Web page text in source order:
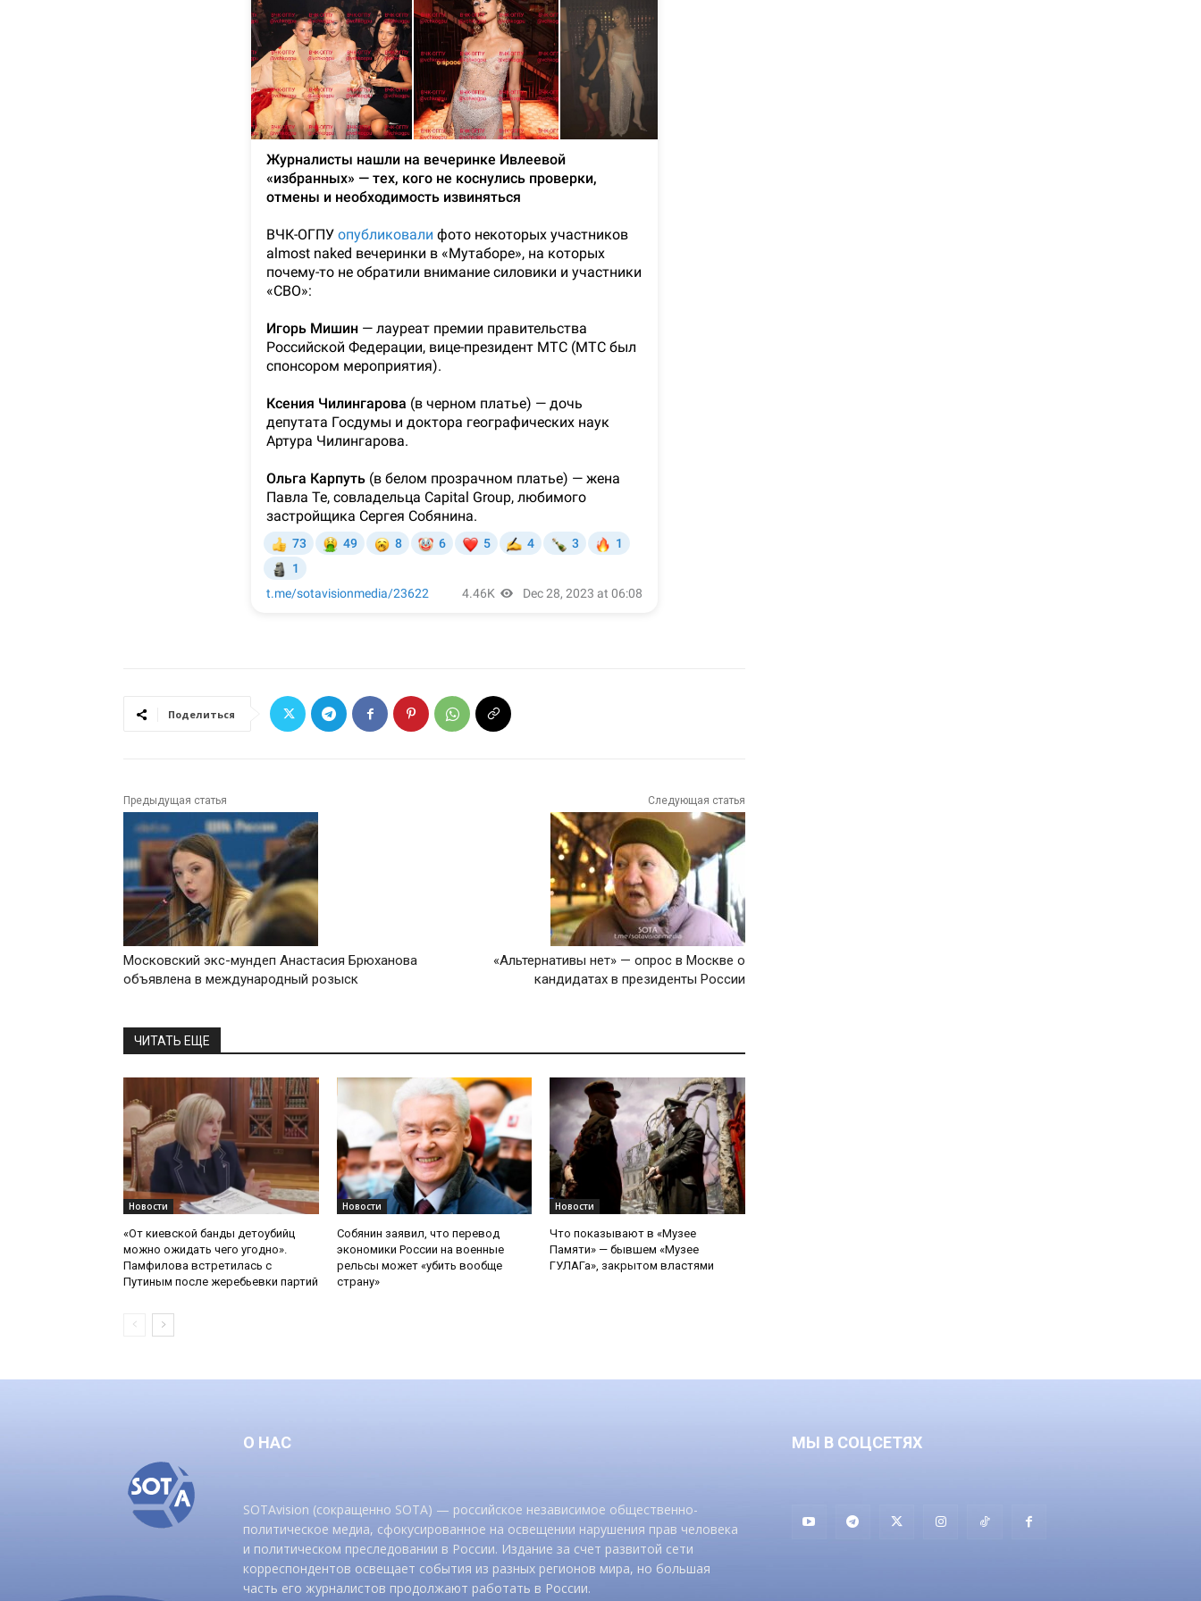
Поделиться
Предыдущая статья
Московский экс-мундеп Анастасия Брюханова
объявлена в международный розыск
Следующая статья
«Альтернативы нет» — опрос в Москве о
кандидатах в президенты России
ЧИТАТЬ ЕЩЕ
Новости
«От киевской банды детоубийц
можно ожидать чего угодно».
Памфилова встретилась с
Путиным после жеребьевки партий
Новости
Собянин заявил, что перевод
экономики России на военные
рельсы может «убить вообще
страну»
Новости
Что показывают в «Музее
Памяти» — бывшем «Музее
ГУЛАГа», закрытом властями
О НАС
SOTAvision (сокращенно SOTA) — российское независимое общественно-
политическое медиа, сфокусированное на освещении нарушения прав человека
и политическом преследовании в России. Издание за счет развитой сети
корреспондентов освещает события из разных регионов мира, но большая
часть его журналистов продолжают работать в России.
МЫ В СОЦСЕТЯХ